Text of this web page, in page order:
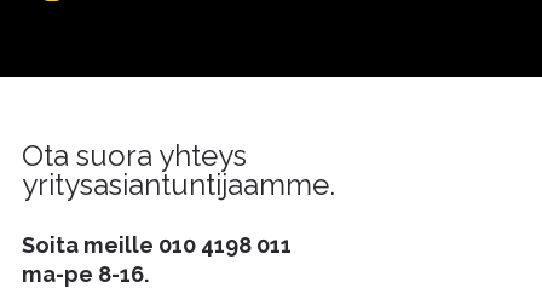
Ota suora yhteys
yritysasiantuntijaamme.
Soita meille 010 4198 011
ma-pe 8-16.